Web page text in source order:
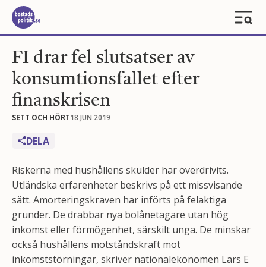
FI drar fel slutsatser av
konsumtionsfallet efter
finanskrisen
SETT OCH HÖRT18 JUN 2019
DELA
Riskerna med hushållens skulder har överdrivits.
Utländska erfarenheter beskrivs på ett missvisande
sätt. Amorteringskraven har införts på felaktiga
grunder. De drabbar nya bolånetagare utan hög
inkomst eller förmögenhet, särskilt unga. De minskar
också hushållens motståndskraft mot
inkomststörningar, skriver nationalekonomen Lars E